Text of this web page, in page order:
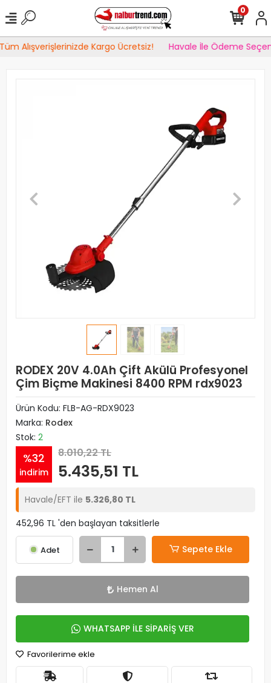
Alışverişlerinizde Kargo Ücretsiz! Havale İle Ödeme
0
RODEX 20V 4.0Ah Çift Akülü Profesyonel
Çim Biçme Makinesi 8400 RPM rdx9023
Ürün Kodu: FLB-AG-RDX9023
Marka: Rodex
Stok: 2
%32
indirim
8.010,22 TL
5.435,51 TL
Havale/EFT ile 5.326,80 TL
452,96 TL 'den başlayan taksitlerle
Adet Sepete Ekle
Hemen Al
WHATSAPP İLE SİPARİŞ VER
Favorilerime ekle